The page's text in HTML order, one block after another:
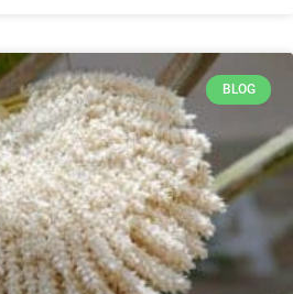
BLOG